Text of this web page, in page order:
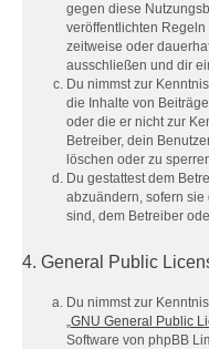
gegen diese
veröffentlichten
zeitweise oder
ausschließen und dir
Du nimmst zur
die Inhalte von
oder die er nicht zur
Betreiber, dein
löschen oder zu
Du gestattest dem
abzuändern, sofern
sind, dem Betreiber
4. General Public
Du nimmst zur
„GNU General Public
Software von phpBB